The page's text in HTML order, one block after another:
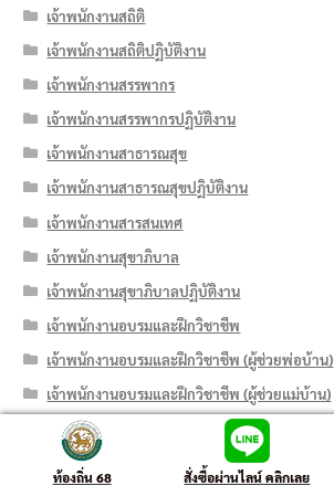
เจ้าพนักงานสถิติ
เจ้าพนักงานสถิติปฏิบัติงาน
เจ้าพนักงานสรรพากร
เจ้าพนักงานสรรพากรปฏิบัติงาน
เจ้าพนักงานสาธารณสุข
เจ้าพนักงานสาธารณสุขปฏิบัติงาน
เจ้าพนักงานสารสนเทศ
เจ้าพนักงานสุขาภิบาล
เจ้าพนักงานสุขาภิบาลปฏิบัติงาน
เจ้าพนักงานอบรมและฝึกวิชาชีพ
เจ้าพนักงานอบรมและฝึกวิชาชีพ (ผู้ช่วยพ่อบ้าน)
เจ้าพนักงานอบรมและฝึกวิชาชีพ (ผู้ช่วยแม่บ้าน)
เจ้าพนักงานอบรมและฝึกวิชาชีพปฏิบัติงาน
เจ้าพนักงานอาชีวบำบัด
ท้องถิ่น 68 สั่งซื้อผ่านไลน์ คลิกเลย